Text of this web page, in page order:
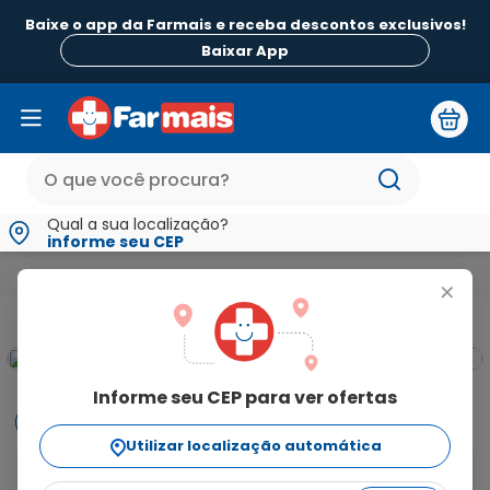
Baixe o app da Farmais e receba descontos exclusivos!
Baixar App
Qual a sua localização?
informe seu CEP
+
Informe seu CEP para ver ofertas
Utilizar localização automática
Informações
Para que serve o Succinato Desvenlafaxina? Desve